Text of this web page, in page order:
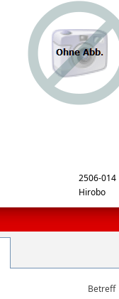
2506-014
Hirobo
Betreff